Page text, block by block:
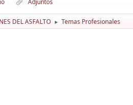
DEL ASFALTO ► Temas Profesionales